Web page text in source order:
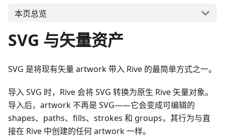
本页总览
SVG 与矢量资产
SVG 是将现有矢量 artwork 带入 Rive 的最简单方式之一。
导入 SVG 时，Rive 会将 SVG 转换为原生 Rive 矢量对象。
导入后，artwork 不再是 SVG——它会变成可编辑的
shapes、paths、fills、strokes 和 groups，其行为与直
接在 Rive 中创建的任何 artwork 一样。